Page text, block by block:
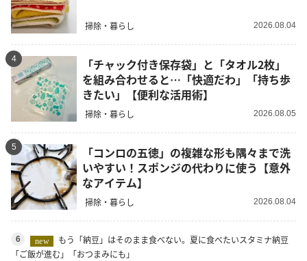
掃除・暮らし 2026.08.04
4
「チャック付き保存袋」と「タオル2枚」
を組み合わせると…「快適だわ」「持ち歩
きたい」【便利な活用術】
掃除・暮らし 2026.08.05
5
「コンロの五徳」の複雑な形も隅々まで洗
いやすい！スポンジの代わりに使う【意外
なアイテム】
掃除・暮らし 2026.08.04
6 new
もう「納豆」はそのまま食べない。夏に食べたいスタミナ納豆
「ご飯が進む」「おつまみにも」